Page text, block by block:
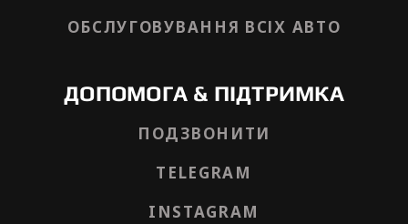
ОБСЛУГОВУВАННЯ ВСІХ АВТО
ДОПОМОГА & ПІДТРИМКА
ПОДЗВОНИТИ
TELEGRAM
INSTAGRAM